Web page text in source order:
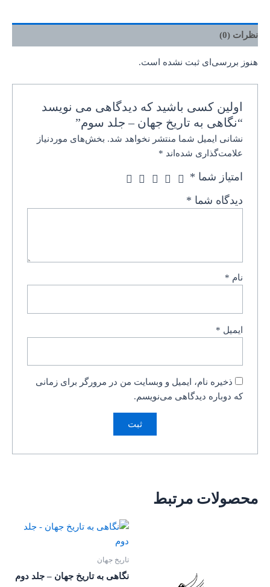
نظرات (0)
هنوز بررسی‌ای ثبت نشده است.
اولین کسی باشید که دیدگاهی می نویسد
“نگاهی به تاریخ جهان – جلد سوم”
نشانی ایمیل شما منتشر نخواهد شد. بخش‌های موردنیاز
علامت‌گذاری شده‌اند *
امتیاز شما *
دیدگاه شما *
نام *
ایمیل *
ذخیره نام، ایمیل و وبسایت من در مرورگر برای زمانی
که دوباره دیدگاهی می‌نویسم.
محصولات مرتبط
تاریخ جهان
نگاهی به تاریخ جهان – جلد دوم